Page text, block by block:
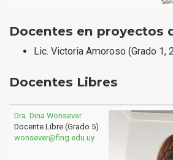
Docentes en proyectos
Lic. Victoria Amoroso (Grado 1,
Docentes Libres
Dra. Dina Wonsever
Docente Libre (Grado 5)
wonsever@fing.edu.uy